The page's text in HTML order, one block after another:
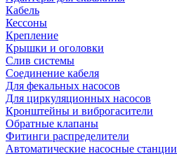
Кабель
Кессоны
Крепление
Крышки и оголовки
Слив системы
Соединение кабеля
Для фекальных насосов
Для циркуляционных насосов
Кронштейны и виброгасители
Обратные клапаны
Фитинги распределители
Автоматические насосные станции